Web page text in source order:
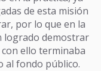
de esta misión
por lo que en la
logrado demostrar
ello terminaba
al fondo público.